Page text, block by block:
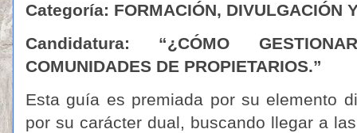
Categoría: FORMACIÓN, DIVULGACIÓN
Candidatura: “¿CÓMO
COMUNIDADES DE PROPIETARIOS.”
Esta guía es premiada por su elemento
por su carácter dual, buscando llegar a